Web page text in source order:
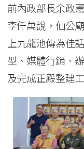
前內政部長余政
李仟萬說，仙公
上九龍池傳為佳
型、媒體行銷、
及完成正殿整建